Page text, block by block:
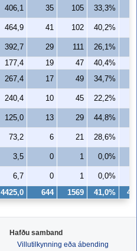
406,1 35 105 33,3%
464,9 41 102 40,2%
392,7 29 111 26,1%
177,4 19 47 40,4%
267,4 17 49 34,7%
240,4 10 45 22,2%
125,0 13 29 44,8%
73,2 6 21 28,6%
3,5 0 1 0,0%
6,7 0 1 0,0%
4425,0 644 1569 41,0%
Hafðu samband
Villutilkynning eða ábending